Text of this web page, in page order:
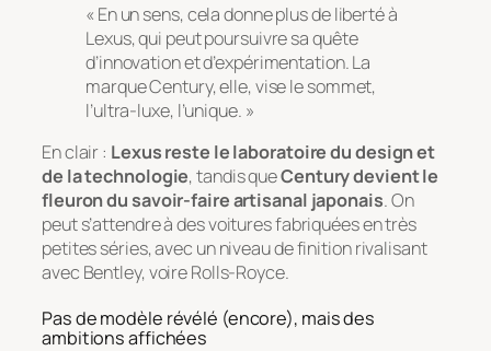
« En un sens, cela donne plus de liberté à
Lexus, qui peut poursuivre sa quête
d’innovation et d’expérimentation. La
marque Century, elle, vise le sommet,
l’ultra-luxe, l’unique. »
En clair : Lexus reste le laboratoire du design et
de la technologie, tandis queCentury devient le
fleuron du savoir-faire artisanal japonais. On
peut s’attendre à des voitures fabriquées en très
petites séries, avec un niveau de finition rivalisant
avec Bentley, voire Rolls-Royce.
Pas de modèle révélé (encore), mais des
ambitions affichées